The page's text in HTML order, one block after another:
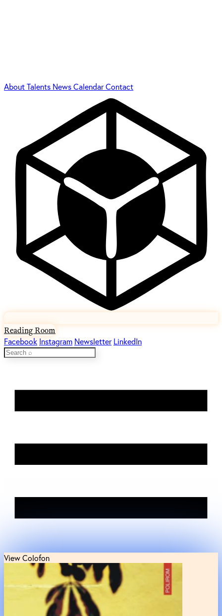
AboutTalents NewsCalendarContact
Reading Room
Facebook Instagram Newsletter LinkedIn
View Colofon